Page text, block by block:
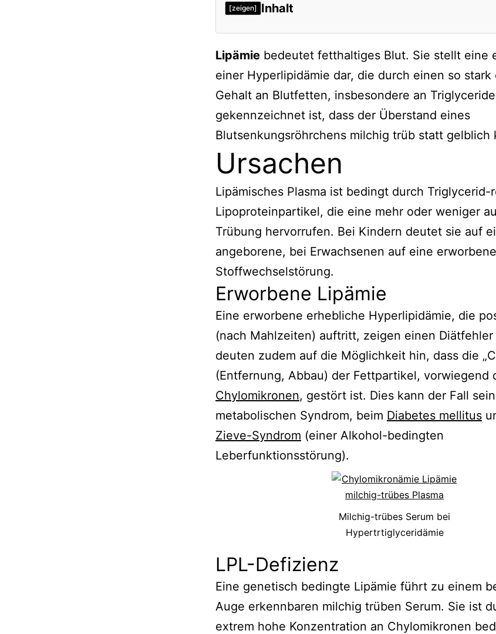
[zeigen] Inhalt
Lipämie bedeutet fetthaltiges Blut. Sie stellt eine
einer Hyperlipidämie dar, die durch einen so stark
Gehalt an Blutfetten, insbesondere an
gekennzeichnet ist, dass der Überstand eines
Blutsenkungsröhrchens milchig trüb statt gelblich
Ursachen
Lipämisches Plasma ist bedingt durch Triglycerid-
Lipoproteinpartikel, die eine mehr oder weniger
Trübung hervorrufen. Bei Kindern deutet sie auf
angeborene, bei Erwachsenen auf eine erworbene
Stoffwechselstörung.
Erworbene Lipämie
Eine erworbene erhebliche Hyperlipidämie, die
(nach Mahlzeiten) auftritt, zeigen einen Diätfehler
deuten zudem auf die Möglichkeit hin, dass die
(Entfernung, Abbau) der Fettpartikel, vorwiegend
Chylomikronen, gestört ist. Dies kann der Fall
metabolischen Syndrom, beim Diabetes mellitus
Zieve-Syndrom (einer Alkohol-bedingten
Leberfunktionsstörung).
Milchig-trübes Serum bei
Hypertrtiglyceridämie
LPL-Defizienz
Eine genetisch bedingte Lipämie führt zu einem
Auge erkennbaren milchig trüben Serum. Sie ist
extrem hohe Konzentration an Chylomikronen